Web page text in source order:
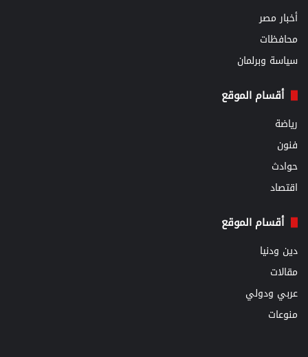
أخبار مصر
محافظات
سياسة وبرلمان
أقسام الموقع
رياضة
فنون
حوادث
اقتصاد
أقسام الموقع
دين ودنيا
مقالات
عربي ودولي
منوعات